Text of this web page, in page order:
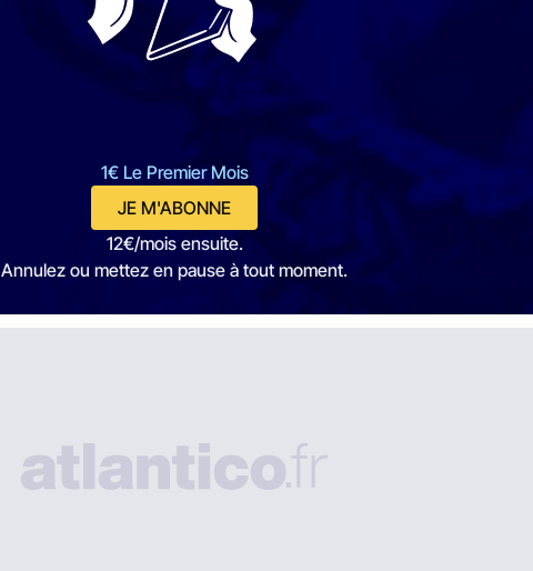
1€ Le Premier Mois
JE M'ABONNE
12€/mois ensuite.
Annulez ou mettez en pause à tout moment.